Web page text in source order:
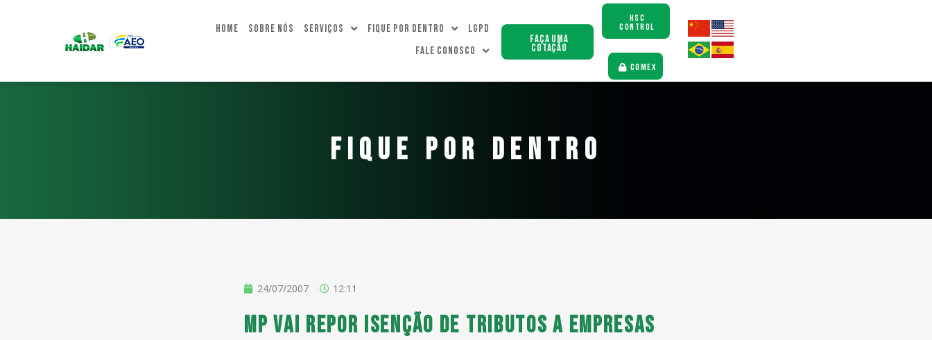
Home Sobre Nós Serviços Fique Por dentro
LGPD
Fale Conosco
Faça uma
Cotação
HSC
CONTROL
COMEX
FIQUE POR DENTRO
24/07/2007 12:11
MP vai repor isenção de tributos a empresas